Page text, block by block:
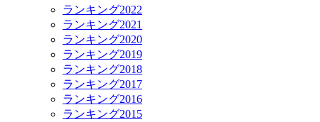
ランキング2022
ランキング2021
ランキング2020
ランキング2019
ランキング2018
ランキング2017
ランキング2016
ランキング2015